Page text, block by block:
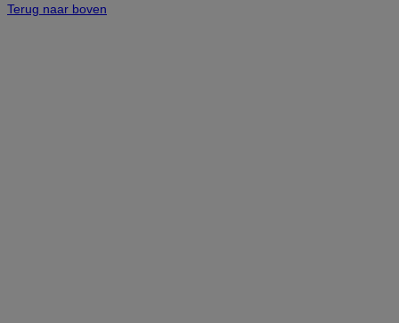
Terug naar boven